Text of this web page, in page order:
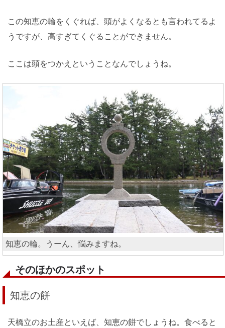
この知恵の輪をくぐれば、頭がよくなるとも言われてるよ
うですが、高すぎてくぐることができません。
ここは頭をつかえということなんでしょうね。
知恵の輪。うーん、悩みますね。
そのほかのスポット
知恵の餅
天橋立のお土産といえば、知恵の餅でしょうね。食べると